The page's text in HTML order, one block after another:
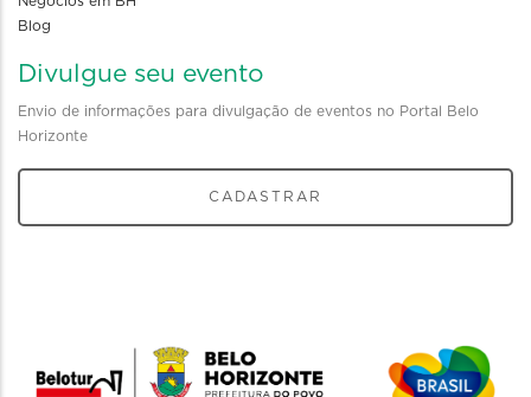
Blog
Divulgue seu evento
Envio de informações para divulgação de eventos no Portal Belo
Horizonte
CADASTRAR